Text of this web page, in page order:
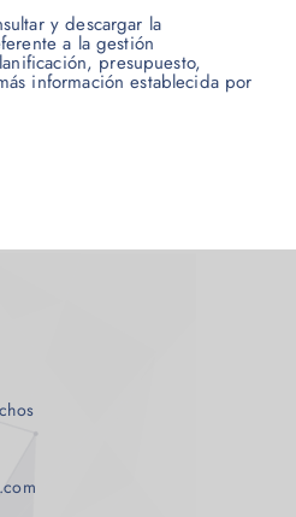
y descargar la
a la gestión
presupuesto,
información establecida por